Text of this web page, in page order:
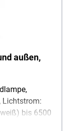
außen,
Lichtstrom:
bis 6500